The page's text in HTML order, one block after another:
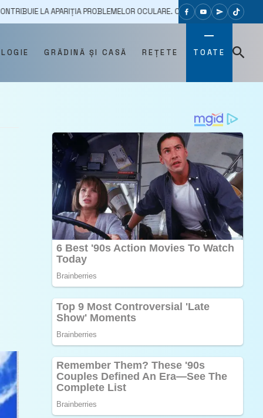
APARIȚIA PROBLEMELOR OCULARE. CUM ÎȚI PĂSTREZI OCHII SĂNĂTOȘI
GRĂDINĂ ȘI CASĂ REȚETE TOATE